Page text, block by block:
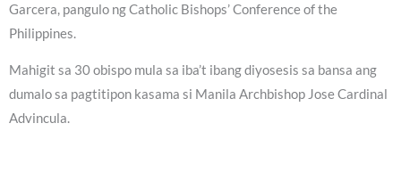
Garcera, pangulo ng Catholic Bishops’ Conference of the
Philippines.
Mahigit sa 30 obispo mula sa iba’t ibang diyosesis sa bansa ang
dumalo sa pagtitipon kasama si Manila Archbishop Jose Cardinal
Advincula.